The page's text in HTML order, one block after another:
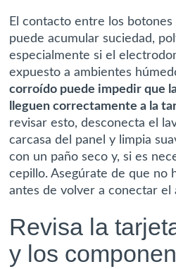
El contacto entre los botones
puede acumular suciedad,
especialmente si el
expuesto a ambientes
corroído puede impedir que
lleguen correctamente a la
revisar esto, desconecta el
carcasa del panel y limpia
con un paño seco y, si es
cepillo. Asegúrate de que no
antes de volver a conectar el
Revisa la
y los